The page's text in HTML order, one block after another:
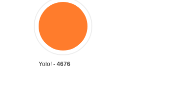
Yolo! - 4676